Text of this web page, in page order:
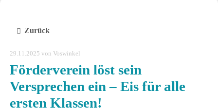
Zurück
29.11.2025 von Voswinkel
Förderverein löst sein
Versprechen ein – Eis für alle
ersten Klassen!